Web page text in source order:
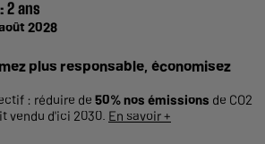
2 ans
2028
plus responsable, économisez
: réduire de 50% nos émissions de CO2
vendu d'ici 2030. En savoir +